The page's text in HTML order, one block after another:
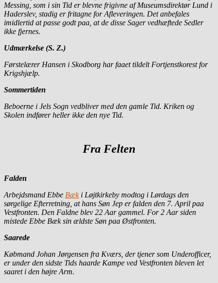
Messing, som i sin Tid er blevne frigivne af Museumsdirektør Lund i
Haderslev, stadig er fritagne for Afleveringen. Det anbefales
imidlertid at passe godt paa, at de disse Sager vedhæftede Sedler
ikke fjernes.
Udmærkelse (S. Z.)
Førstelærer Hansen i Skodborg har faaet tildelt Fortjenstkorest for
Krigshjælp.
Sommertiden
Beboerne i Jels Sogn vedbliver med den gamle Tid. Kriken og
Skolen indfører heller ikke den nye Tid.
Fra Felten
Falden
Arbejdsmand Ebbe Bæki Løjtkirkeby modtog i Lørdags den
sørgelige Efterretning, at hans Søn Jep er falden den 7. April paa
Vestfronten. Den Faldne blev 22 Aar gammel. For 2 Aar siden
mistede Ebbe Bæk sin ældste Søn paa Østfronten.
Saarede
Købmand Johan Jørgensen fra Kværs, der tjener som Underofficer,
er under den sidste Tids haarde Kampe ved Vestfronten bleven let
saaret i den højre Arm.